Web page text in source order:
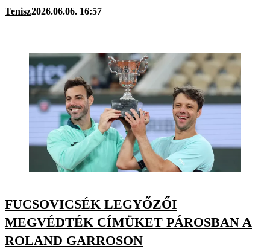
Tenisz2026.06.06. 16:57
FUCSOVICSÉK LEGYŐZŐI
MEGVÉDTÉK CÍMÜKET PÁROSBAN A
ROLAND GARROSON